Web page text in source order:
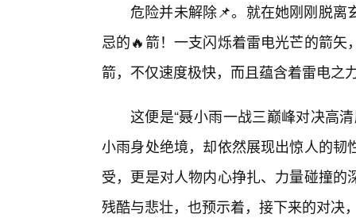
危险并未解除📌。就在她刚刚脱离
忌的🔥箭！一支闪烁着雷电光芒的箭
箭，不仅速度极快，而且蕴含着雷电之
这便是“聂小雨一战三巅峰对决高
小雨身处绝境，却依然展现出惊人的
受，更是对人物内心挣扎、力量碰撞
残酷与悲壮，也预示着，接下来的对决